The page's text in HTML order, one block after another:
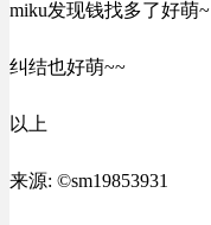
miku发现钱找多了好萌~
纠结也好萌~~
以上
来源: ©sm19853931